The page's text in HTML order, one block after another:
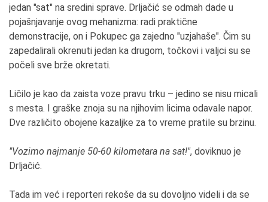
jedan "sat" na sredini sprave. Drljačić se odmah dade u
pojašnjavanje ovog mehanizma: radi praktične
demonstracije, on i Pokupec ga zajedno "uzjahaše". Čim su
zapedalirali okrenuti jedan ka drugom, točkovi i valjci su se
počeli sve brže okretati.
Ličilo je kao da zaista voze pravu trku – jedino se nisu micali
s mesta. I graške znoja su na njihovim licima odavale napor.
Dve različito obojene kazaljke za to vreme pratile su brzinu.
"Vozimo najmanje 50-60 kilometara na sat!", doviknuo je
Drljačić.
Tada im već i reporteri rekoše da su dovoljno videli i da se